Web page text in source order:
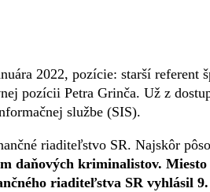
2022, pozície: starší referent
pozícii Petra Grinča. Už z
službe (SIS).
riaditeľstvo SR. Najskôr
daňových kriminalistov. Miesto
riaditeľstva SR vyhlásil 9.